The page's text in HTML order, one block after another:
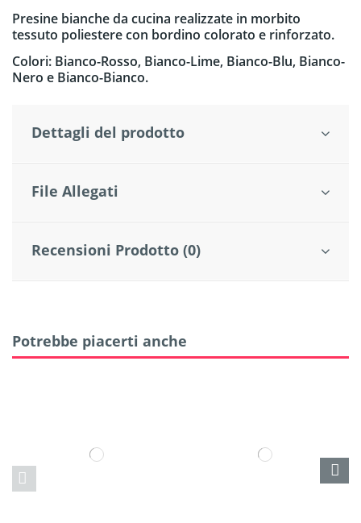
Presine bianche da cucina realizzate in morbito
tessuto poliestere con bordino colorato e rinforzato.
Colori: Bianco-Rosso, Bianco-Lime, Bianco-Blu, Bianco-
Nero e Bianco-Bianco.
Dettagli del prodotto
File Allegati
Recensioni Prodotto (0)
Potrebbe piacerti anche